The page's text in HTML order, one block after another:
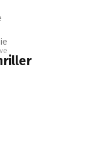
verborgen camera’s
Isabella Neri staat
geplaatst? En waarom
van elke dag